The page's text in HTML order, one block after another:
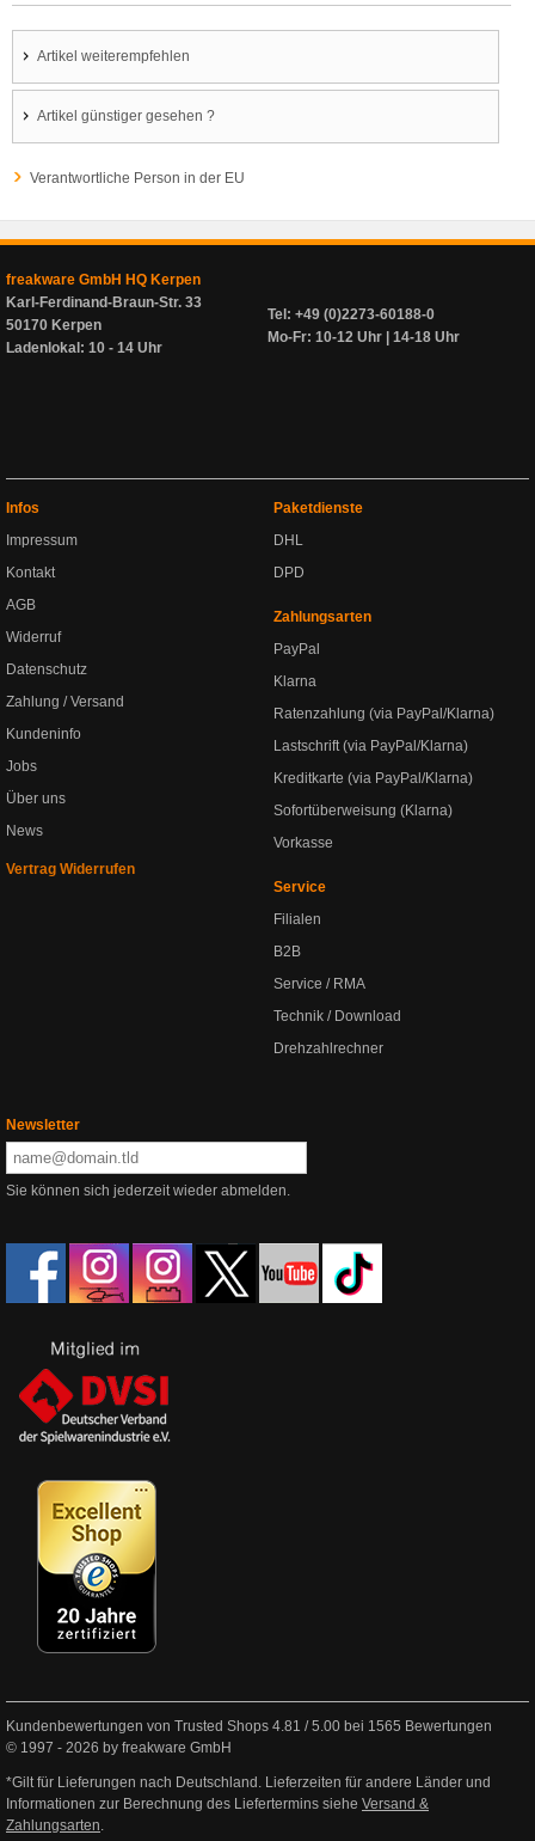
Artikel weiterempfehlen
Artikel günstiger gesehen ?
Verantwortliche Person in der EU
freakware GmbH HQ Kerpen
Karl-Ferdinand-Braun-Str. 33
50170 Kerpen
Ladenlokal: 10 - 14 Uhr
Tel: +49 (0)2273-60188-0
Mo-Fr: 10-12 Uhr | 14-18 Uhr
Infos
Impressum
Kontakt
AGB
Widerruf
Datenschutz
Zahlung / Versand
Kundeninfo
Jobs
Über uns
News
Vertrag Widerrufen
Paketdienste
DHL
DPD
Zahlungsarten
PayPal
Klarna
Ratenzahlung (via PayPal/Klarna)
Lastschrift (via PayPal/Klarna)
Kreditkarte (via PayPal/Klarna)
Sofortüberweisung (Klarna)
Vorkasse
Service
Filialen
B2B
Service / RMA
Technik / Download
Drehzahlrechner
Newsletter
Sie können sich jederzeit wieder abmelden.
Kundenbewertungen von Trusted Shops 4.81 /5.00 bei 1565 Bewertungen
© 1997 - 2026 by freakware GmbH
*Gilt für Lieferungen nach Deutschland. Lieferzeiten für andere Länder und
Informationen zur Berechnung des Liefertermins siehe Versand &
Zahlungsarten